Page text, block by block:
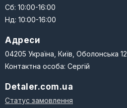
Сб: 10:00-16:00
Нд: 10:00-16:00
Адреси
04205 Україна, Київ, Оболонська 12
Контактна особа: Сергій
Detaler.com.ua
Статус замовлення